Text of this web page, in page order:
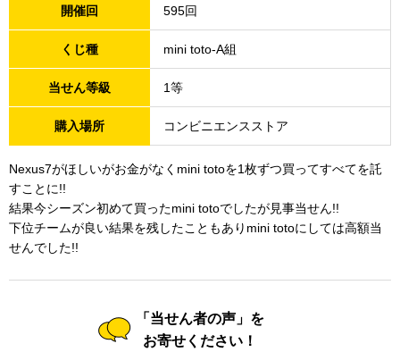
開催回 595回
くじ種 mini toto-A組
当せん等級 1等
購入場所 コンビニエンスストア
Nexus7がほしいがお金がなくmini totoを1枚ずつ買ってすべてを託
すことに!!
結果今シーズン初めて買ったmini totoでしたが見事当せん!!
下位チームが良い結果を残したこともありmini totoにしては高額当
せんでした!!
「当せん者の声」を
お寄せください！